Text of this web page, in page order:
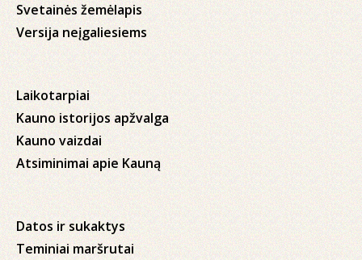
Svetainės žemėlapis
Versija neįgaliesiems
Laikotarpiai
Kauno istorijos apžvalga
Kauno vaizdai
Atsiminimai apie Kauną
Datos ir sukaktys
Teminiai maršrutai